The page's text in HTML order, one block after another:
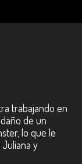
trabajando en
de un
lo que le
y